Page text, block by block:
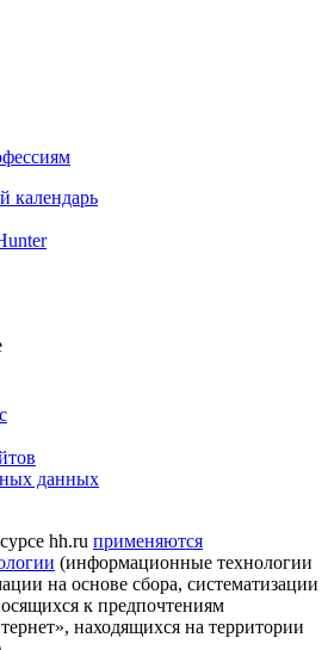
календарь
данных
hh.ru применяются
(информационные технологии
на основе сбора, систематизации
к предпочтениям
находящихся на территории